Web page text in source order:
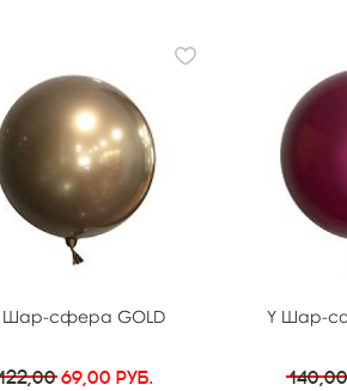
Шар-сфера GOLD
122,0069,00руб.
Y Шар-